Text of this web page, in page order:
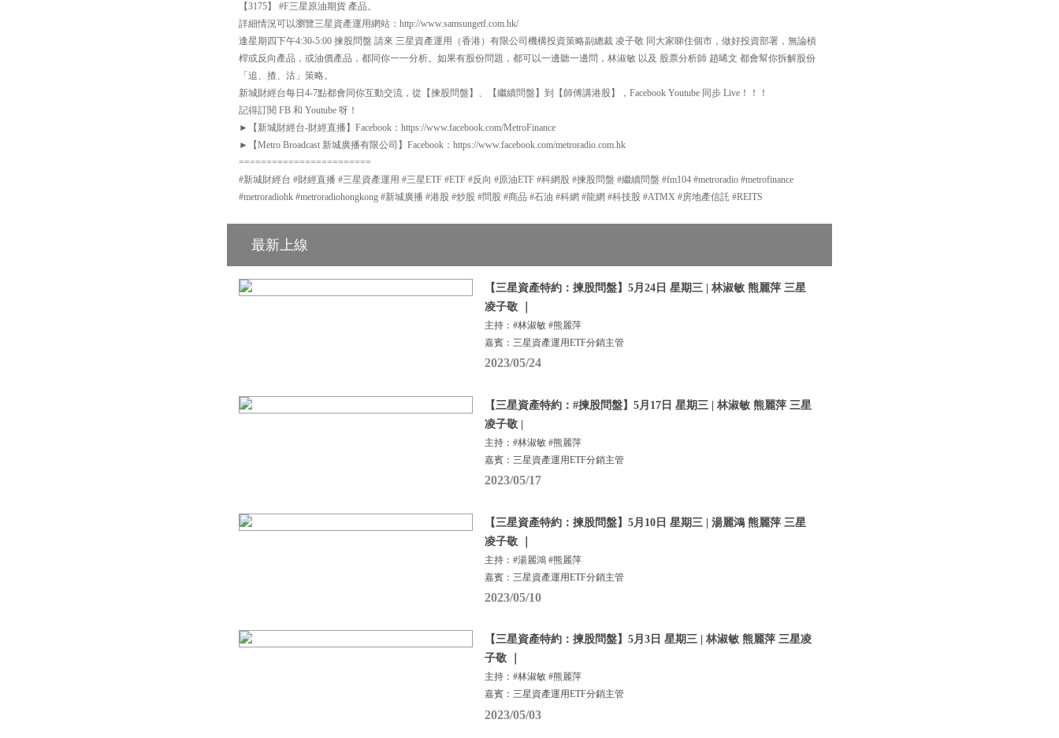
【3175】 #F三星原油期貨 產品。
詳細情況可以瀏覽三星資產運用網站：http://www.samsungetf.com.hk/
逢星期四下午4:30-5:00 揀股問盤 請來 三星資產運用（香港）有限公司機構投資策略副總裁 凌子敬 同大家睇住個市，做好投資部署，無論槓
桿或反向產品，或油價產品，都同你一一分析。如果有股份問題，都可以一邊聽一邊問，林淑敏 以及 股票分析師 趙晞文 都會幫你拆解股份
「追、揸、沽」策略。
新城財經台每日4-7點都會同你互動交流，從【揀股問盤】、【繼續問盤】到【師傅講港股】，Facebook Youtube 同步 Live！！！
記得訂閱 FB 和 Youtube 呀！
►【新城財經台-財經直播】Facebook：https://www.facebook.com/MetroFinance
►【Metro Broadcast 新城廣播有限公司】Facebook：https://www.facebook.com/metroradio.com.hk
========================
#新城財經台 #財經直播 #三星資產運用 #三星ETF #ETF #反向 #原油ETF #科網股 #揀股問盤 #繼續問盤 #fm104 #metroradio #metrofinance
#metroradiohk #metroradiohongkong #新城廣播 #港股 #炒股 #問股 #商品 #石油 #科網 #龍網 #科技股 #ATMX #房地產信託 #REITS
最新上線
【三星資產特約：揀股問盤】5月24日 星期三 | 林淑敏 熊麗萍 三星
凌子敬 ｜
主持：#林淑敏 #熊麗萍
嘉賓：三星資產運用ETF分銷主管
2023/05/24
【三星資產特約：#揀股問盤】5月17日 星期三 | 林淑敏 熊麗萍 三星
凌子敬 |
主持：#林淑敏 #熊麗萍
嘉賓：三星資產運用ETF分銷主管
2023/05/17
【三星資產特約：揀股問盤】5月10日 星期三 | 湯麗鴻 熊麗萍 三星
凌子敬 ｜
主持：#湯麗鴻 #熊麗萍
嘉賓：三星資產運用ETF分銷主管
2023/05/10
【三星資產特約：揀股問盤】5月3日 星期三 | 林淑敏 熊麗萍 三星凌
子敬 ｜
主持：#林淑敏 #熊麗萍
嘉賓：三星資產運用ETF分銷主管
2023/05/03